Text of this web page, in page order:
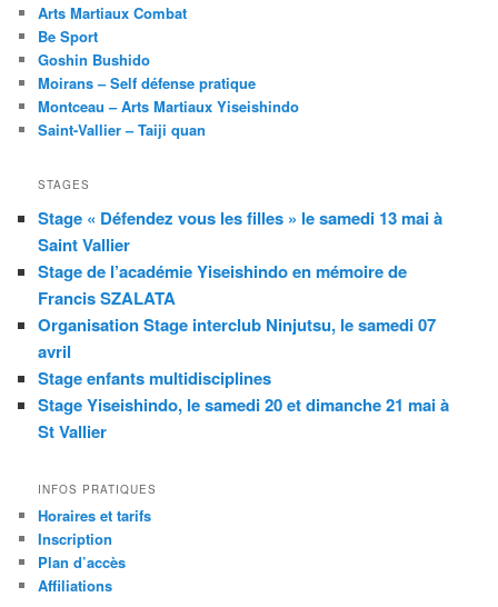
Arts Martiaux Combat
Be Sport
Goshin Bushido
Moirans – Self défense pratique
Montceau – Arts Martiaux Yiseishindo
Saint-Vallier – Taiji quan
STAGES
Stage « Défendez vous les filles » le samedi 13 mai à
Saint Vallier
Stage de l’académie Yiseishindo en mémoire de
Francis SZALATA
Organisation Stage interclub Ninjutsu, le samedi 07
avril
Stage enfants multidisciplines
Stage Yiseishindo, le samedi 20 et dimanche 21 mai à
St Vallier
INFOS PRATIQUES
Horaires et tarifs
Inscription
Plan d’accès
Affiliations